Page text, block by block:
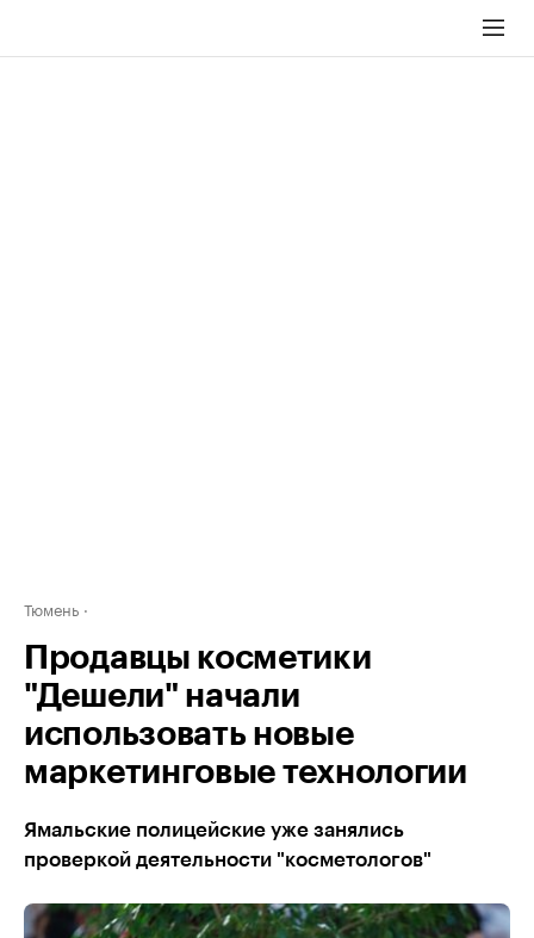
Тюмень
Продавцы косметики
"Дешели" начали
использовать новые
маркетинговые технологии
Ямальские полицейские уже занялись
проверкой деятельности "косметологов"